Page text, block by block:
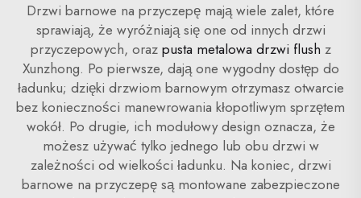
Drzwi barnowe na przyczepę mają wiele zalet, które
sprawiają, że wyróżniają się one od innych drzwi
przyczepowych, oraz pusta metalowa drzwi flush z
Xunzhong. Po pierwsze, dają one wygodny dostęp do
ładunku; dzięki drzwiom barnowym otrzymasz otwarcie
bez konieczności manewrowania kłopotliwym sprzętem
wokół. Po drugie, ich modułowy design oznacza, że
możesz używać tylko jednego lub obu drzwi w
zależności od wielkości ładunku. Na koniec, drzwi
barnowe na przyczepę są montowane zabezpieczone